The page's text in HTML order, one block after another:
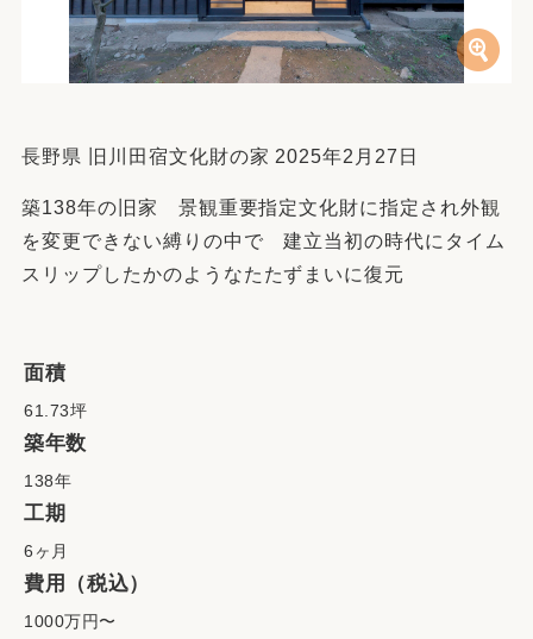
長野県 旧川田宿文化財の家 2025年2月27日
築138年の旧家 景観重要指定文化財に指定され外観
を変更できない縛りの中で 建立当初の時代にタイム
スリップしたかのようなたたずまいに復元
面積
61.73坪
築年数
138年
工期
6ヶ月
費用（税込）
1000万円〜